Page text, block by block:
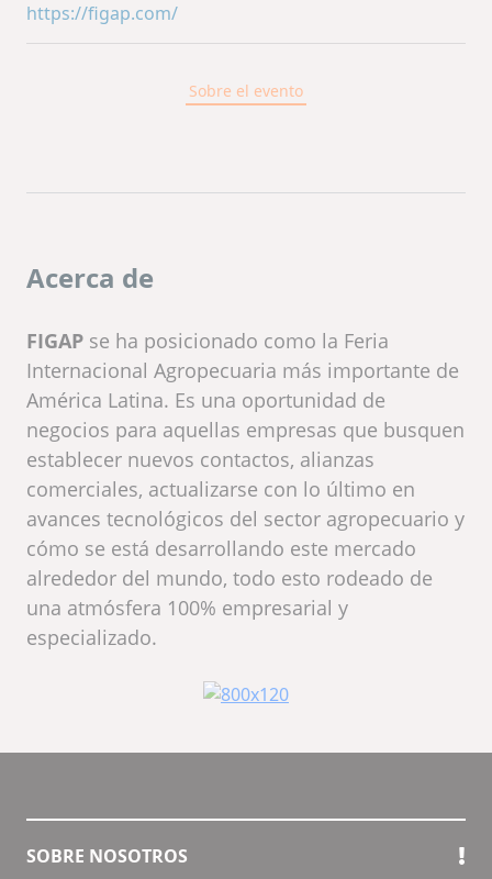
https://figap.com/
Sobre el evento
Acerca de
FIGAP se ha posicionado como la Feria
Internacional Agropecuaria más importante de
América Latina. Es una oportunidad de
negocios para aquellas empresas que busquen
establecer nuevos contactos, alianzas
comerciales, actualizarse con lo último en
avances tecnológicos del sector agropecuario y
cómo se está desarrollando este mercado
alrededor del mundo, todo esto rodeado de
una atmósfera 100% empresarial y
especializado.
SOBRE NOSOTROS